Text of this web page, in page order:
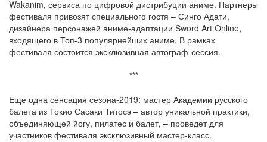
Wakanim, сервиса по цифровой дистрибуции аниме. Партнеры
фестиваля привозят специального гостя – Синго Адати,
дизайнера персонажей аниме-адаптации Sword Art Online,
входящего в Топ-3 популярнейших аниме. В рамках
фестиваля состоится эксклюзивная автограф-сессия.
***
Еще одна сенсация сезона-2019: мастер Академии русского
балета из Токио Сасаки Титосэ – автор уникальной практики,
объединяющей йогу, пилатес и балет, – проведет для
участников фестиваля эксклюзивный мастер-класс.